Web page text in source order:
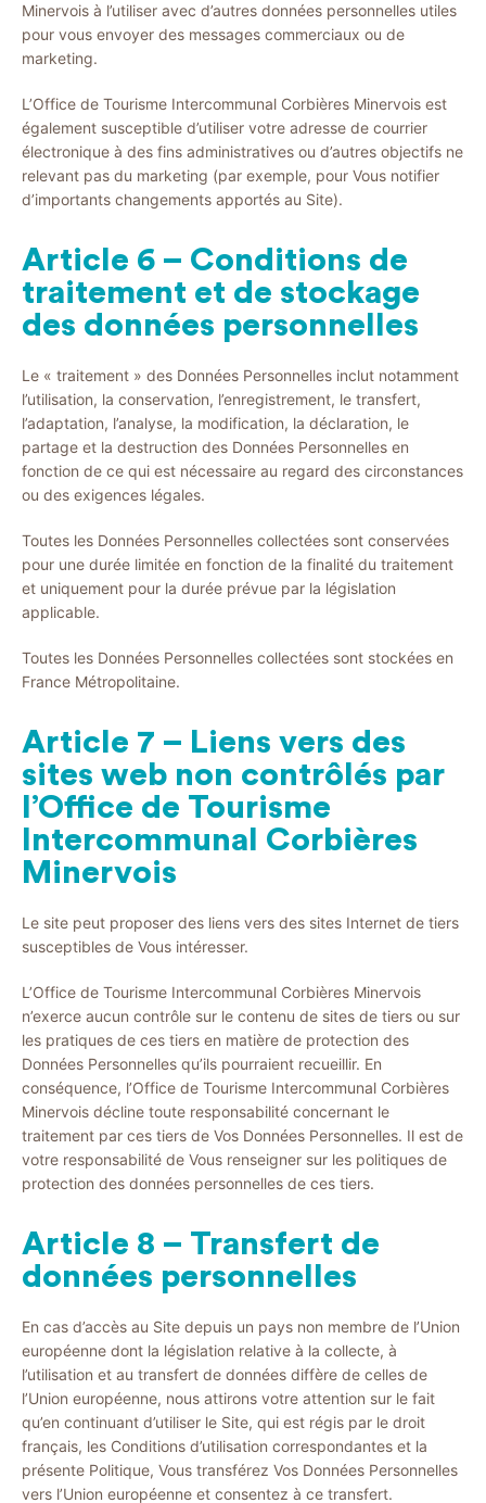
Minervois à l’utiliser avec d’autres données personnelles utiles
pour vous envoyer des messages commerciaux ou de
marketing.
L’Office de Tourisme Intercommunal Corbières Minervois est
également susceptible d’utiliser votre adresse de courrier
électronique à des fins administratives ou d’autres objectifs ne
relevant pas du marketing (par exemple, pour Vous notifier
d’importants changements apportés au Site).
Article 6 – Conditions de
traitement et de stockage
des données personnelles
Le « traitement » des Données Personnelles inclut notamment
l’utilisation, la conservation, l’enregistrement, le transfert,
l’adaptation, l’analyse, la modification, la déclaration, le
partage et la destruction des Données Personnelles en
fonction de ce qui est nécessaire au regard des circonstances
ou des exigences légales.
Toutes les Données Personnelles collectées sont conservées
pour une durée limitée en fonction de la finalité du traitement
et uniquement pour la durée prévue par la législation
applicable.
Toutes les Données Personnelles collectées sont stockées en
France Métropolitaine.
Article 7 – Liens vers des
sites web non contrôlés par
l’Office de Tourisme
Intercommunal Corbières
Minervois
Le site peut proposer des liens vers des sites Internet de tiers
susceptibles de Vous intéresser.
L’Office de Tourisme Intercommunal Corbières Minervois
n’exerce aucun contrôle sur le contenu de sites de tiers ou sur
les pratiques de ces tiers en matière de protection des
Données Personnelles qu’ils pourraient recueillir. En
conséquence, l’Office de Tourisme Intercommunal Corbières
Minervois décline toute responsabilité concernant le
traitement par ces tiers de Vos Données Personnelles. Il est de
votre responsabilité de Vous renseigner sur les politiques de
protection des données personnelles de ces tiers.
Article 8 – Transfert de
données personnelles
En cas d’accès au Site depuis un pays non membre de l’Union
européenne dont la législation relative à la collecte, à
l’utilisation et au transfert de données diffère de celles de
l’Union européenne, nous attirons votre attention sur le fait
qu’en continuant d’utiliser le Site, qui est régis par le droit
français, les Conditions d’utilisation correspondantes et la
présente Politique, Vous transférez Vos Données Personnelles
vers l’Union européenne et consentez à ce transfert.